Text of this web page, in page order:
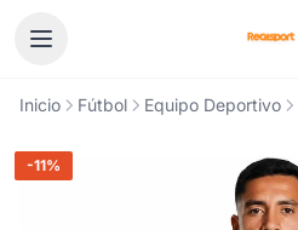
Inicio Fútbol Equipo Deportivo
-11%